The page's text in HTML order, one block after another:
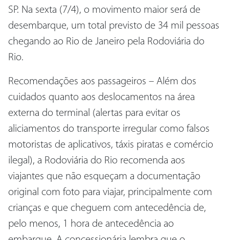
SP. Na sexta (7/4), o movimento maior será de
desembarque, um total previsto de 34 mil pessoas
chegando ao Rio de Janeiro pela Rodoviária do
Rio.
Recomendações aos passageiros – Além dos
cuidados quanto aos deslocamentos na área
externa do terminal (alertas para evitar os
aliciamentos do transporte irregular como falsos
motoristas de aplicativos, táxis piratas e comércio
ilegal), a Rodoviária do Rio recomenda aos
viajantes que não esqueçam a documentação
original com foto para viajar, principalmente com
crianças e que cheguem com antecedência de,
pelo menos, 1 hora de antecedência ao